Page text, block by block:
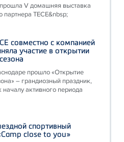
V домашняя выставка
партнера ТЕСЕ&nbsp;
совместно с компанией
участие в открытии
прошло «Открытие
– грандиозный праздник,
активного периода
спортивный
close to you»